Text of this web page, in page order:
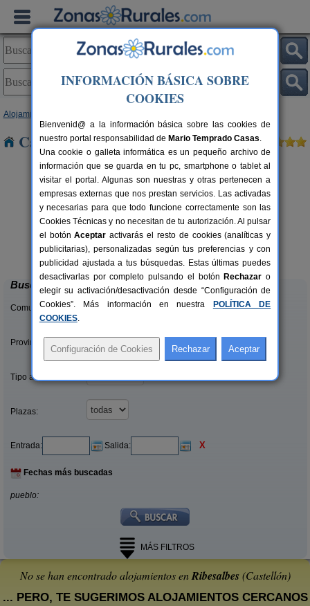
Alojamientos
Casas Rurales cerca de Ribesalbes
21 pers.
desde34 €
El Maset
Santa Magdalena de Pulpis (Castellón)
Buscar
Comunidades:
Provincias/Islas:
Tipo alquiler:
Plazas:
Entrada: Salida: X
Fechas más buscadas
pueblo:
MÁS FILTROS
No se han encontrado alojamientos enRibesalbes(Castellón)
... PERO, TE SUGERIMOS ALOJAMIENTOS CERCANOS
INFORMACIÓN BÁSICA SOBRE
COOKIES
Bienvenid@ a la información básica sobre las cookies de
nuestro portal responsabilidad de Mario Temprado Casas.
Una cookie o galleta informática es un pequeño archivo de
información que se guarda en tu pc, smartphone o tablet al
visitar el portal. Algunas son nuestras y otras pertenecen a
empresas externas que nos prestan servicios. Las activadas
y necesarias para que todo funcione correctamente son las
Cookies Técnicas y no necesitan de tu autorización. Al pulsar
el botónAceptar activarás el resto de cookies (analíticas y
publicitarias), personalizadas según tus preferencias y con
publicidad ajustada a tus búsquedas. Estas últimas puedes
desactivarlas por completo pulsando el botón Rechazar o
elegir su activación/desactivación desde “Configuración de
Cookies”. Más información en nuestra
POLÍTICA DE
COOKIES.